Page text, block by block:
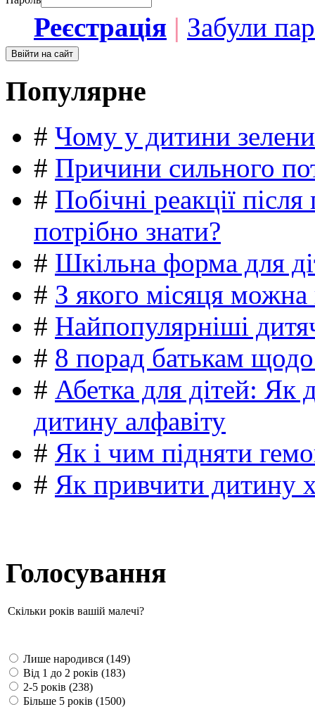
Реєстрація | Забули
Популярне
# Чому у дитини
# Причини сильного
# Побічні реакції
потрібно знати?
# Шкільна форма для
# З якого місяця можна
# Найпопулярніші
# 8 порад батькам
# Абетка для дітей: Як
дитину алфавіту
# Як і чим підняти
# Як привчити дитину
Голосування
Скільки років вашій малечі?
Лише народився (149)
Від 1 до 2 років (183)
2-5 років (238)
Більше 5 років (1500)